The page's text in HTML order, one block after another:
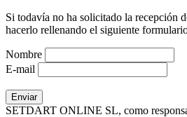
Si todavía no ha solicitado la recepción
hacerlo rellenando el siguiente
Nombre
E-mail
SETDART ONLINE SL, como